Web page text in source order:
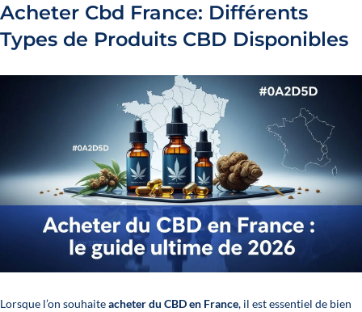
Acheter Cbd France: Différents
Types de Produits CBD Disponibles
Lorsque l’on souhaiteacheter du CBD en France, il est essentiel de bien